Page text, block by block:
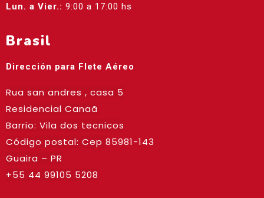
Lun. a Vier.: 9:00 a 17:00 hs
Brasil
Dirección para Flete Aéreo
Rua san andres , casa 5
Residencial Canaã
Barrio: Vila dos tecnicos
Código postal: Cep 85981-143
Guaira – PR
+55 44 99105 5208